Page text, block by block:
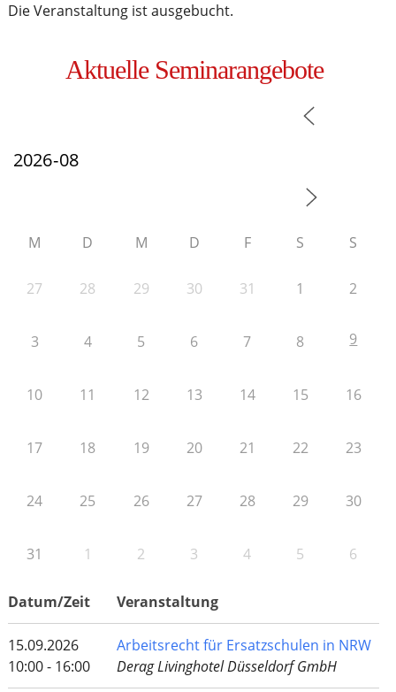
Die Veranstaltung ist ausgebucht.
Aktuelle Seminarangebote
M D M D F S S
27 28 29 30 31 1 2
3 4 5 6 7 8 9
10 11 12 13 14 15 16
17 18 19 20 21 22 23
24 25 26 27 28 29 30
31 1 2 3 4 5 6
Datum/Zeit Veranstaltung
15.09.2026
10:00 - 16:00
Arbeitsrecht für Ersatzschulen in NRW
Derag Livinghotel Düsseldorf GmbH